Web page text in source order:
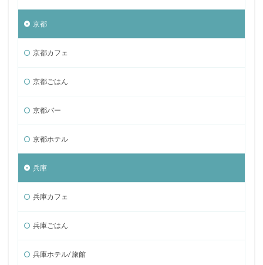
京都
京都カフェ
京都ごはん
京都バー
京都ホテル
兵庫
兵庫カフェ
兵庫ごはん
兵庫ホテル/ 旅館